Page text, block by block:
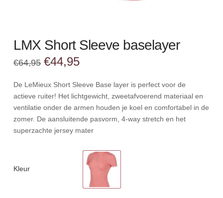
LMX Short Sleeve baselayer
€64,95 Oorspronkelijke
prijs
€64,95.
€44,95
€44,95.
De LeMieux Short Sleeve Base layer is perfect voor de
actieve ruiter! Het lichtgewicht, zweetafvoerend materiaal en
ventilatie onder de armen houden je koel en comfortabel in de
zomer. De aansluitende pasvorm, 4-way stretch en het
superzachte jersey mater
Kleur